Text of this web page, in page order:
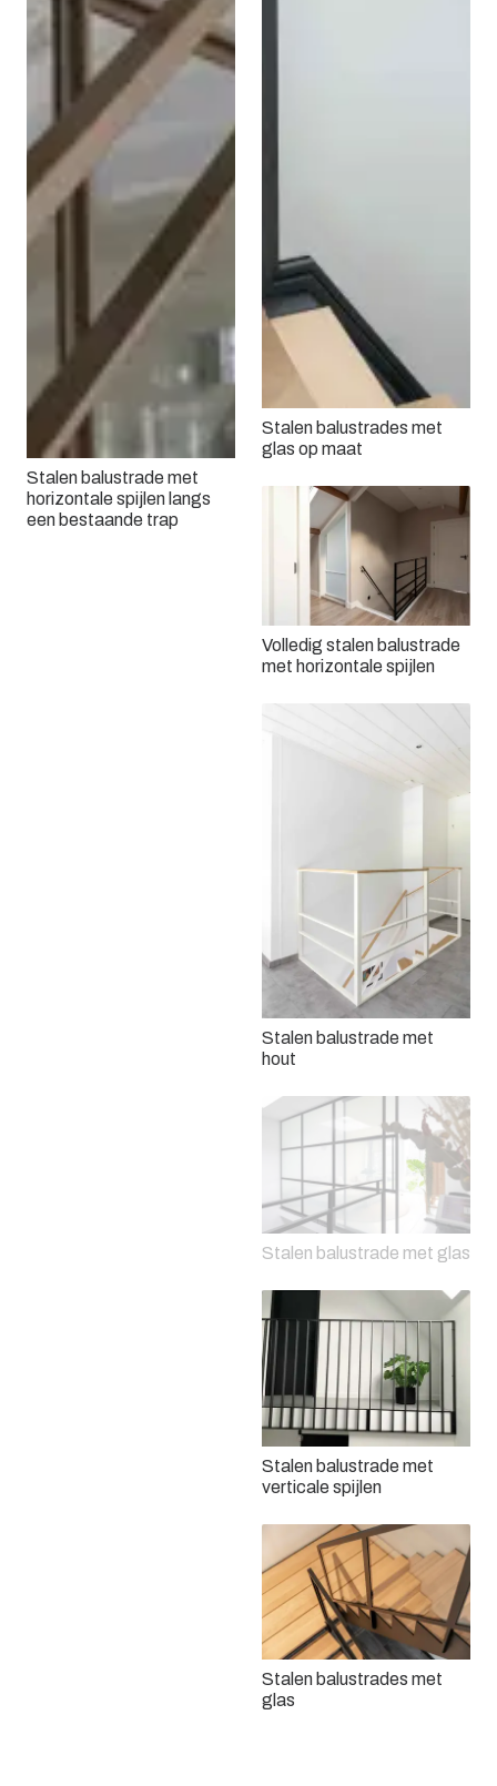
Stalen balustrade met
horizontale spijlen langs
een bestaande trap
Stalen balustrades met
glas op maat
Volledig stalen balustrade
met horizontale spijlen
Stalen balustrade met
hout
Stalen balustrade met glas
Stalen balustrade met
verticale spijlen
Stalen balustrades met
glas